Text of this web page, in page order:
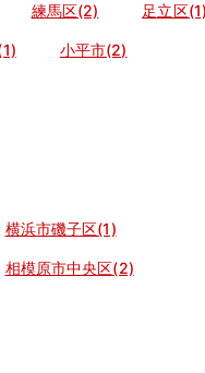
練馬区(2) 足立区
小平市(2)
横浜市磯子区(1)
相模原市中央区(2)